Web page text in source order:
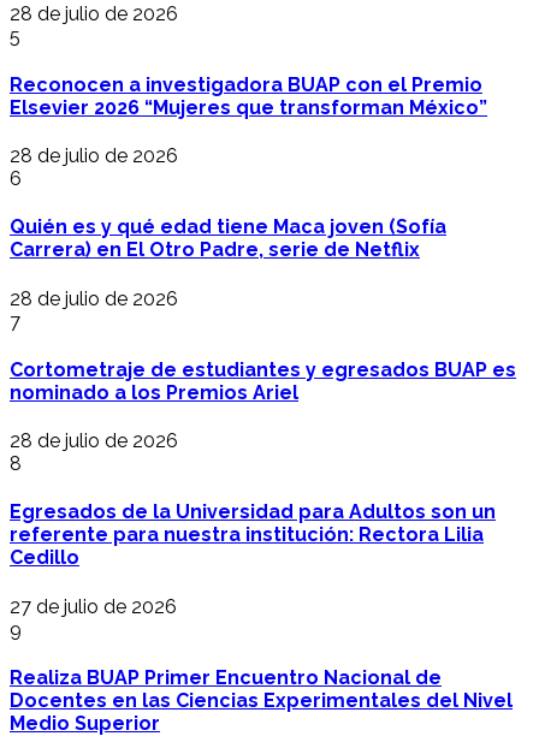
28 de julio de 2026
5
Reconocen a investigadora BUAP con el Premio
Elsevier 2026 “Mujeres que transforman México”
28 de julio de 2026
6
Quién es y qué edad tiene Maca joven (Sofía
Carrera) en El Otro Padre, serie de Netflix
28 de julio de 2026
7
Cortometraje de estudiantes y egresados BUAP es
nominado a los Premios Ariel
28 de julio de 2026
8
Egresados de la Universidad para Adultos son un
referente para nuestra institución: Rectora Lilia
Cedillo
27 de julio de 2026
9
Realiza BUAP Primer Encuentro Nacional de
Docentes en las Ciencias Experimentales del Nivel
Medio Superior